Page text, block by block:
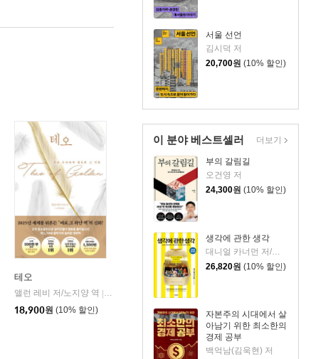
서울 선언
김시덕 저
20,700원 (10% 할인)
이 분야 베스트셀러
부의 갈림길
오건영 저
24,300원 (10% 할인)
생각에 관한 생각
대니얼 카너먼 저/이창신 역
26,820원 (10% 할인)
자본주의 시대에서 살
아남기 위한 최소한의
경제 공부
백억남(김욱현) 저
더보기
테오
앨런 레비 저/노지양 역
오팬하우스
18,900원 (10% 할인)